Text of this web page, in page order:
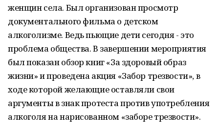
женщин села. Был организован просмотр
документального фильма о детском
алкоголизме. Ведь пьющие дети сегодня - это
проблема общества. В завершении мероприятия
был показан обзор книг «За здоровый образ
жизни» и проведена акция «Забор трезвости», в
ходе которой желающие оставляли свои
аргументы в знак протеста против употребления
алкоголя на нарисованном «заборе трезвости».